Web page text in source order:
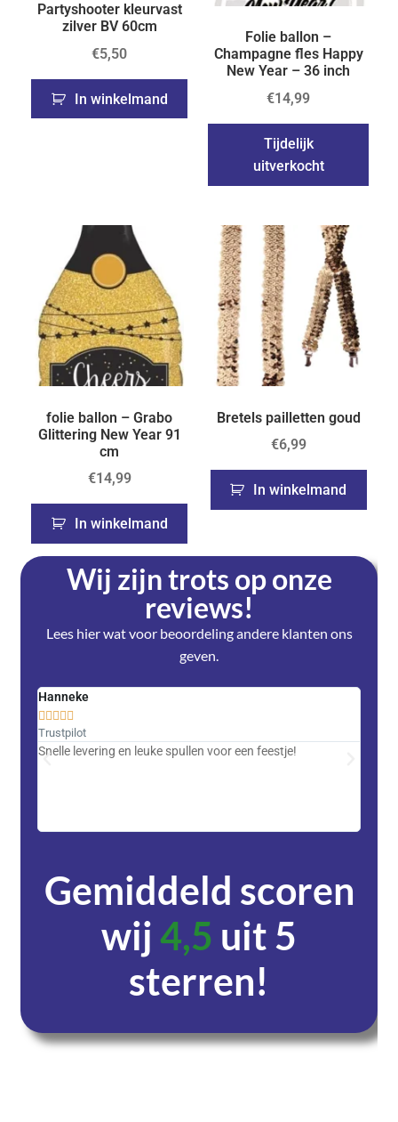
Partyshooter kleurvast
zilver BV 60cm
€5,50
In winkelmand
Folie ballon –
Champagne fles Happy
New Year – 36 inch
€14,99
Tijdelijk
uitverkocht
folie ballon – Grabo
Glittering New Year 91
cm
€14,99
In winkelmand
Bretels pailletten goud
€6,99
In winkelmand
Wij zijn trots op onze
reviews!
Lees hier wat voor beoordeling andere klanten ons
geven.
Hanneke

Trustpilot
Snelle levering en leuke spullen voor een feestje!
Gemiddeld scoren
wij4,5 uit 5
sterren!